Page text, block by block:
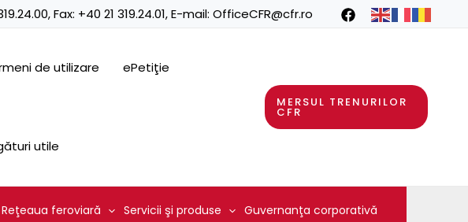
, Fax: +40 21 319.24.01, E-mail: OfficeCFR@cfr.ro
de utilizare ePetiţie
utile
MERSUL TRENURILOR
CFR
Reţeaua feroviară Servicii şi produse Guvernanţa corporativă